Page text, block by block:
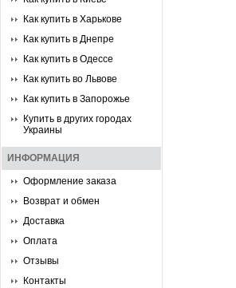
Как купить в Харькове
Как купить в Днепре
Как купить в Одессе
Как купить во Львове
Как купить в Запорожье
Купить в других городах
Украины
ИНФОРМАЦИЯ
Оформление заказа
Возврат и обмен
Доставка
Оплата
Отзывы
Контакты